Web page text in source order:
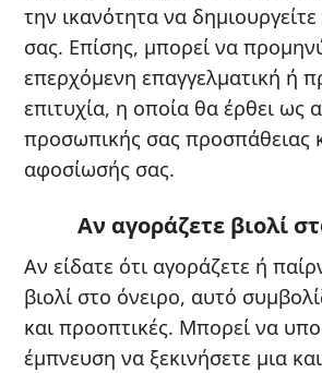
την ικανότητα να
σας. Επίσης, μπορεί να
επερχόμενη επαγγελματική ή
επιτυχία, η οποία θα έρθει ως
προσωπικής σας προσπάθειας
αφοσίωσής σας.
Αν αγοράζετε βιολί
Αν είδατε ότι αγοράζετε ή
βιολί στο όνειρο, αυτό
και προοπτικές. Μπορεί να
έμπνευση να ξεκινήσετε μια